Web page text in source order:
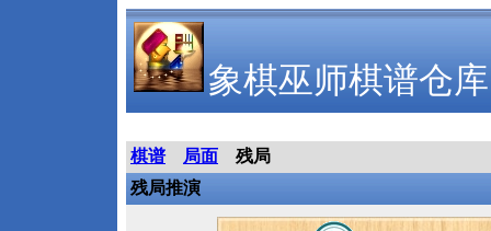
象棋巫师棋谱仓库
棋谱 局面
残局
残局推演